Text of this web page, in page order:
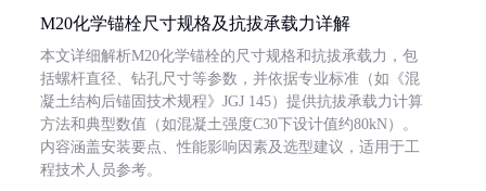
M20化学锚栓尺寸规格及抗拔承载力详解
本文详细解析M20化学锚栓的尺寸规格和抗拔承载力，包
括螺杆直径、钻孔尺寸等参数，并依据专业标准（如《混
凝土结构后锚固技术规程》JGJ 145）提供抗拔承载力计算
方法和典型数值（如混凝土强度C30下设计值约80kN）。
内容涵盖安装要点、性能影响因素及选型建议，适用于工
程技术人员参考。